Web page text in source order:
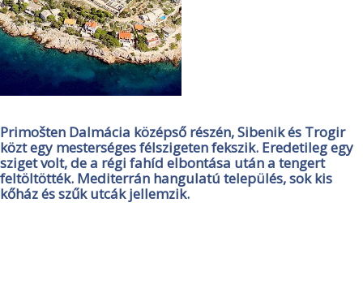
Primošten Dalmácia középső részén, Sibenik és Trogir
közt egy mesterséges félszigeten fekszik. Eredetileg egy
sziget volt, de a régi fahíd elbontása után a tengert
feltöltötték. Mediterrán hangulatú település, sok kis
kőház és szűk utcák jellemzik.